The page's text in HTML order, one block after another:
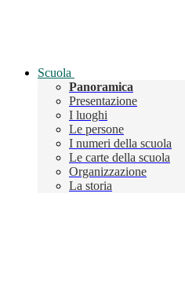
Scuola
Panoramica
Presentazione
I luoghi
Le persone
I numeri della scuola
Le carte della scuola
Organizzazione
La storia